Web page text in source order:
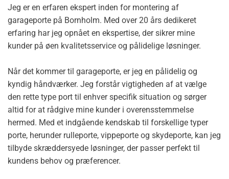
Jeg er en erfaren ekspert inden for montering af
garageporte på Bornholm. Med over 20 års dedikeret
erfaring har jeg opnået en ekspertise, der sikrer mine
kunder på øen kvalitetsservice og pålidelige løsninger.
Når det kommer til garageporte, er jeg en pålidelig og
kyndig håndværker. Jeg forstår vigtigheden af at vælge
den rette type port til enhver specifik situation og sørger
altid for at rådgive mine kunder i overensstemmelse
hermed. Med et indgående kendskab til forskellige typer
porte, herunder rulleporte, vippeporte og skydeporte, kan jeg
tilbyde skræddersyede løsninger, der passer perfekt til
kundens behov og præferencer.